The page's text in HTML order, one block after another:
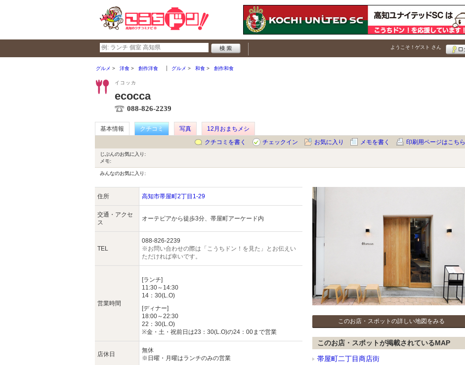
ようこそ！ ゲスト さん
グルメ 洋食 創作洋食 グルメ 和食 創作和食
イコッカ
ecocca
088-826-2239
基本情報 クチコミ 写真
12月おまちメシ
クチコミを書く
チェックイン お気に入り メモを書く 印刷用ページはこちら
じぶんのお気に入り:
メモ:
みんなのお気に入り:
住所 高知市帯屋町2丁目1-29
交通・アクセ
ス
オーテピアから徒歩3分、帯屋町アーケード内
TEL
088-826-2239
※お問い合わせの際は「こうちドン！を見た」とお伝えい
ただければ幸いです。
営業時間
[ランチ]
11:30～14:30
14：30(L.O)
[ディナー]
18:00～22:30
22：30(L.O)
※金・土・祝前日は23：30(L.O)の24：00まで営業
店休日
無休
※日曜・月曜はランチのみの営業
このお店・スポットの詳しい地図をみる
このお店・スポットが掲載されているMAP
帯屋町二丁目商店街